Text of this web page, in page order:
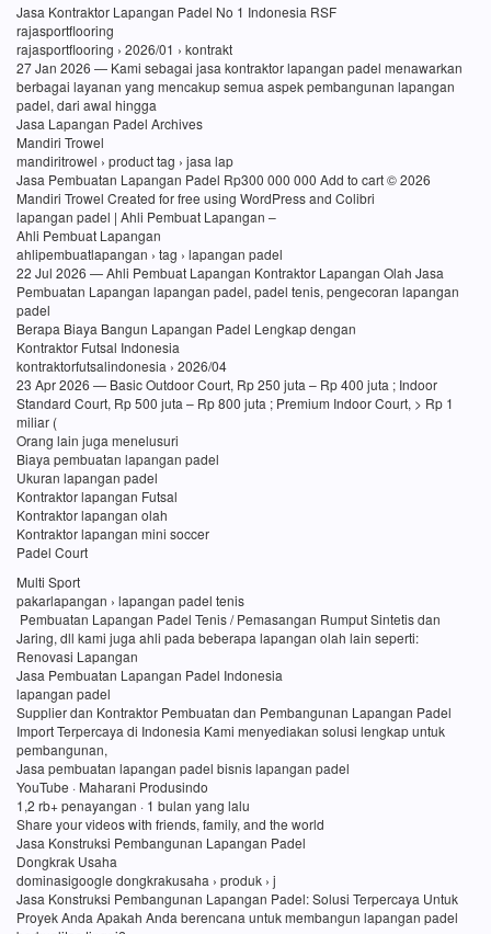
Jasa Kontraktor Lapangan Padel No 1 Indonesia RSF
rajasportflooring
rajasportflooring › 2026/01 › kontrakt
27 Jan 2026 — Kami sebagai jasa kontraktor lapangan padel menawarkan
berbagai layanan yang mencakup semua aspek pembangunan lapangan
padel, dari awal hingga
Jasa Lapangan Padel Archives
Mandiri Trowel
mandiritrowel › product tag › jasa lap
Jasa Pembuatan Lapangan Padel Rp300 000 000 Add to cart © 2026
Mandiri Trowel Created for free using WordPress and Colibri
lapangan padel | Ahli Pembuat Lapangan –
Ahli Pembuat Lapangan
ahlipembuatlapangan › tag › lapangan padel
22 Jul 2026 — Ahli Pembuat Lapangan Kontraktor Lapangan Olah Jasa
Pembuatan Lapangan lapangan padel, padel tenis, pengecoran lapangan
padel
Berapa Biaya Bangun Lapangan Padel Lengkap dengan
Kontraktor Futsal Indonesia
kontraktorfutsalindonesia › 2026/04
23 Apr 2026 — Basic Outdoor Court, Rp 250 juta – Rp 400 juta ; Indoor
Standard Court, Rp 500 juta – Rp 800 juta ; Premium Indoor Court, > Rp 1
miliar (
Orang lain juga menelusuri
Biaya pembuatan lapangan padel
Ukuran lapangan padel
Kontraktor lapangan Futsal
Kontraktor lapangan olah
Kontraktor lapangan mini soccer
Padel Court
Multi Sport
pakarlapangan › lapangan padel tenis
Pembuatan Lapangan Padel Tenis / Pemasangan Rumput Sintetis dan
Jaring, dll kami juga ahli pada beberapa lapangan olah lain seperti:
Renovasi Lapangan
Jasa Pembuatan Lapangan Padel Indonesia
lapangan padel
Supplier dan Kontraktor Pembuatan dan Pembangunan Lapangan Padel
Import Terpercaya di Indonesia Kami menyediakan solusi lengkap untuk
pembangunan,
Jasa pembuatan lapangan padel bisnis lapangan padel
YouTube · Maharani Produsindo
1,2 rb+ penayangan · 1 bulan yang lalu
Share your videos with friends, family, and the world
Jasa Konstruksi Pembangunan Lapangan Padel
Dongkrak Usaha
dominasigoogle dongkrakusaha › produk › j
Jasa Konstruksi Pembangunan Lapangan Padel: Solusi Terpercaya Untuk
Proyek Anda Apakah Anda berencana untuk membangun lapangan padel